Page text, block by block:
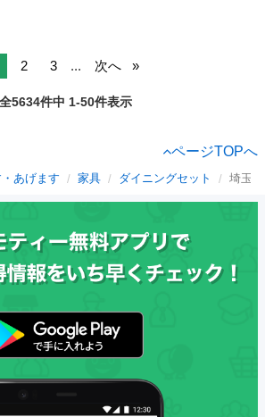
2 3 ... 次へ
全5634件中 1-50件表示
ページTOPへ
あげます 家具 ダイニングセット 埼玉